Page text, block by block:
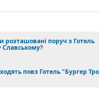
розташовані поруч з Готель
Славському?
повз Готель "Бургер